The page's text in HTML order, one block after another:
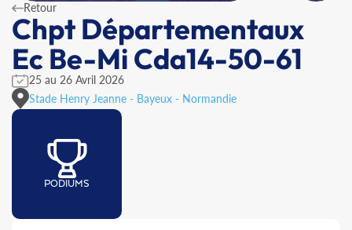
Retour
Chpt Départementaux
Ec Be-Mi Cda14-50-61
25 au 26 Avril 2026
Stade Henry Jeanne - Bayeux - Normandie
PODIUMS